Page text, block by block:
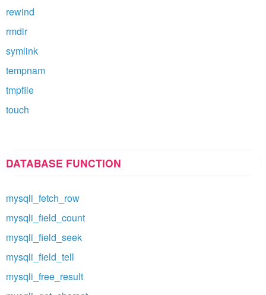
rewind
rmdir
symlink
tempnam
tmpfile
touch
DATABASE FUNCTION
mysqli_fetch_row
mysqli_field_count
mysqli_field_seek
mysqli_field_tell
mysqli_free_result